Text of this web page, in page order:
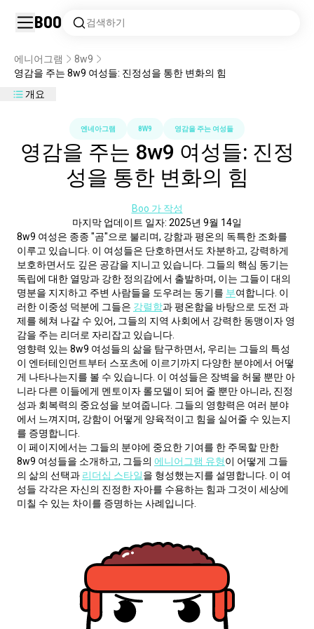
Boo 검색하기
에니어그램
8w9
영감을 주는 8w9 여성들: 진정성을 통한 변화의 힘
개요
엔네아그램 8W9 영감을 주는 여성들
영감을 주는 8w9 여성들: 진정
성을 통한 변화의 힘
Boo 가 작성
마지막 업데이트 일자: 2025년 9월 14일
8w9 여성은 종종 "곰"으로 불리며, 강함과 평온의 독특한 조화를
이루고 있습니다. 이 여성들은 단호하면서도 차분하고, 강력하게
보호하면서도 깊은 공감을 지니고 있습니다. 그들의 핵심 동기는
독립에 대한 열망과 강한 정의감에서 출발하며, 이는 그들이 대의
명분을 지지하고 주변 사람들을 도우려는 동기를 부여합니다. 이
러한 이중성 덕분에 그들은 강렬함과 평온함을 바탕으로 도전 과
제를 헤쳐 나갈 수 있어, 그들의 지역 사회에서 강력한 동맹이자 영
감을 주는 리더로 자리잡고 있습니다.
영향력 있는 8w9 여성들의 삶을 탐구하면서, 우리는 그들의 특성
이 엔터테인먼트부터 스포츠에 이르기까지 다양한 분야에서 어떻
게 나타나는지를 볼 수 있습니다. 이 여성들은 장벽을 허물 뿐만 아
니라 다른 이들에게 멘토이자 롤모델이 되어 줄 뿐만 아니라, 진정
성과 회복력의 중요성을 보여줍니다. 그들의 영향력은 여러 분야
에서 느껴지며, 강함이 어떻게 양육적이고 힘을 실어줄 수 있는지
를 증명합니다.
이 페이지에서는 그들의 분야에 중요한 기여를 한 주목할 만한
8w9 여성들을 소개하고, 그들의 에니어그램 유형이 어떻게 그들
의 삶의 선택과 리더십 스타일을 형성했는지를 설명합니다. 이 여
성들 각각은 자신의 진정한 자아를 수용하는 힘과 그것이 세상에
미칠 수 있는 차이를 증명하는 사례입니다.